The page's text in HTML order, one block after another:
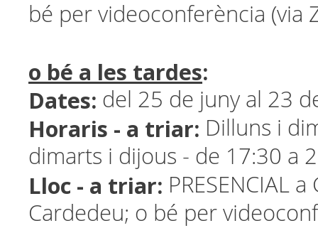
bé per videoconferència (via
o bé a les tardes:
Dates: del 25 de juny al 23
Horaris - a triar: Dilluns i
dimarts i dijous - de 17:30 a
Lloc - a triar: PRESENCIAL
Cardedeu; o bé per